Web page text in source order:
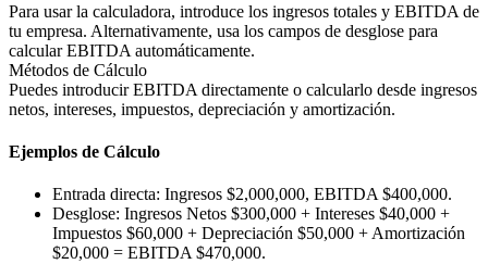
Para usar la calculadora, introduce los ingresos totales y EBITDA de
tu empresa. Alternativamente, usa los campos de desglose para
calcular EBITDA automáticamente.
Métodos de Cálculo
Puedes introducir EBITDA directamente o calcularlo desde ingresos
netos, intereses, impuestos, depreciación y amortización.
Ejemplos de Cálculo
Entrada directa: Ingresos $2,000,000, EBITDA $400,000.
Desglose: Ingresos Netos $300,000 + Intereses $40,000 +
Impuestos $60,000 + Depreciación $50,000 + Amortización
$20,000 = EBITDA $470,000.